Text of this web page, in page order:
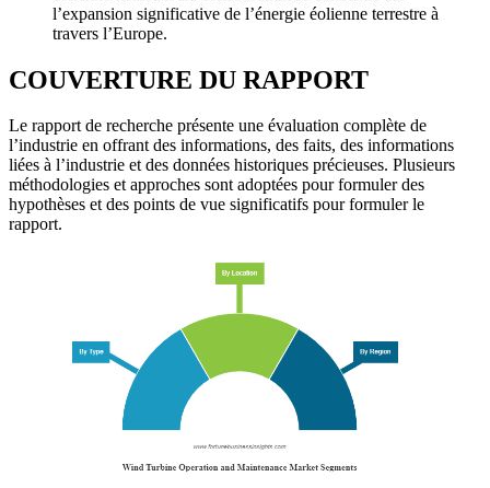
l’expansion significative de l’énergie éolienne terrestre à
travers l’Europe.
COUVERTURE DU RAPPORT
Le rapport de recherche présente une évaluation complète de
l’industrie en offrant des informations, des faits, des informations
liées à l’industrie et des données historiques précieuses. Plusieurs
méthodologies et approches sont adoptées pour formuler des
hypothèses et des points de vue significatifs pour formuler le
rapport.